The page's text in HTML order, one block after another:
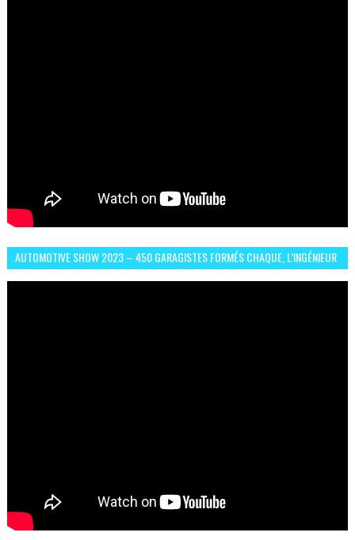
AUTOMOTIVE SHOW 2023 – 450 GARAGISTES FORMÉS CHAQUE, L’INGÉNIEUR
ABDERRAHMANE FAFOURI NOUS EN PARLE